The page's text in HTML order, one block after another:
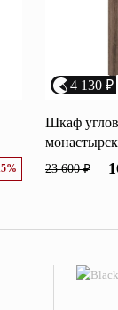
4 130 ₽
Шкаф
23 600 ₽